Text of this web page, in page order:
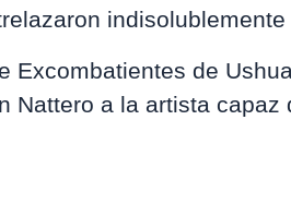
Excombatientes de
Nattero a la artista capaz